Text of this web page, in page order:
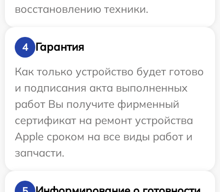
восстановлению техники.
4
Гарантия
Как только устройство будет готово
и подписания акта выполненных
работ Вы получите фирменный
сертификат на ремонт устройства
Apple сроком на все виды работ и
запчасти.